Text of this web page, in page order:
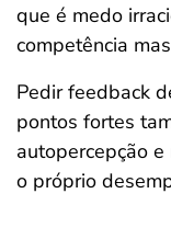
que é medo
competência
Pedir feedback
pontos fortes
autopercepção
o próprio